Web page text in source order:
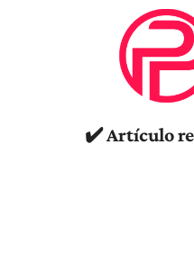
✔️ Artículo